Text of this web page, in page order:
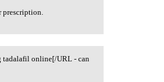
prescription.
tadalafil online[/URL - can